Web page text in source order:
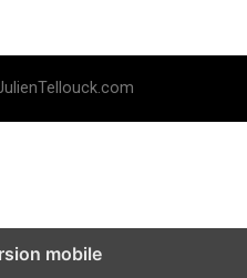
mobile